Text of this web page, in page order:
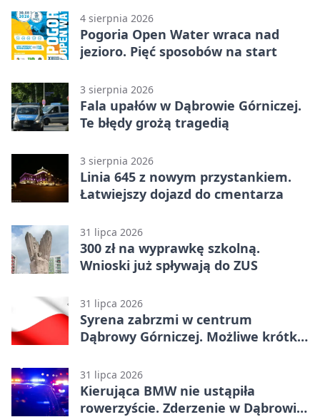
4 sierpnia 2026
Pogoria Open Water wraca nad
jezioro. Pięć sposobów na start
3 sierpnia 2026
Fala upałów w Dąbrowie Górniczej.
Te błędy grożą tragedią
3 sierpnia 2026
Linia 645 z nowym przystankiem.
Łatwiejszy dojazd do cmentarza
31 lipca 2026
300 zł na wyprawkę szkolną.
Wnioski już spływają do ZUS
31 lipca 2026
Syrena zabrzmi w centrum
Dąbrowy Górniczej. Możliwe krótkie
31 lipca 2026
Kierująca BMW nie ustąpiła
rowerzyście. Zderzenie w Dąbrowie